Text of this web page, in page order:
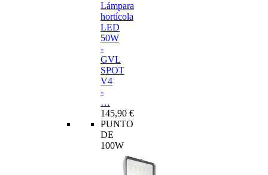
Lámpara
hortícola
LED
50W
-
GVL
SPOT
V4
-
…
145,90 €
PUNTO
DE
100W